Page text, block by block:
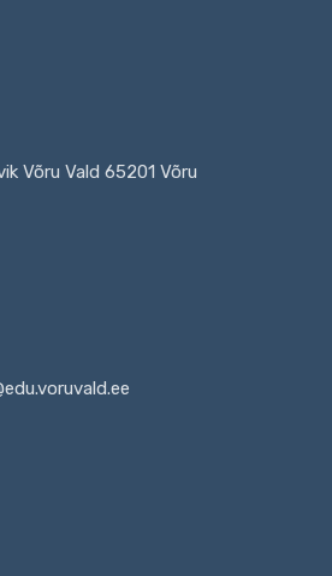
Võru Vald 65201 Võru